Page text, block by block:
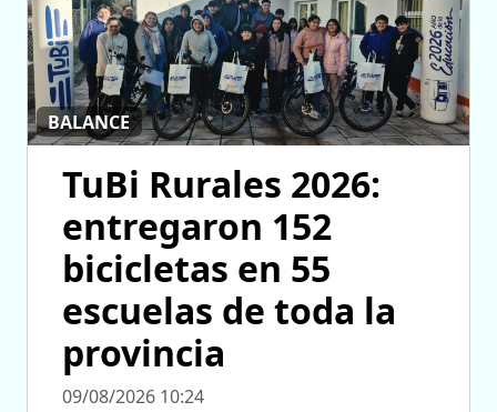
BALANCE
TuBi Rurales 2026:
entregaron 152
bicicletas en 55
escuelas de toda la
provincia
09/08/2026 10:24